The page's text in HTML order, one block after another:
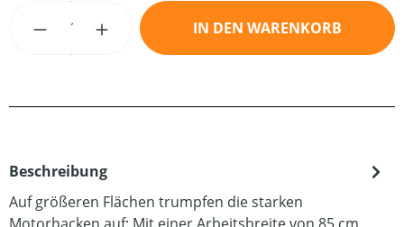
Produkt Anzahl: Gib den gewünschten
IN DEN WARENKORB
Beschreibung
Auf größeren Flächen trumpfen die starken